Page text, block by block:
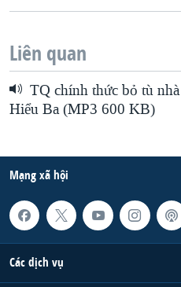
Liên quan
TQ chính thức bỏ tù
Hiểu Ba (MP3 600 KB)
Mạng xã hội
Các dịch vụ